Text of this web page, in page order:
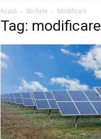
Acasă Etichete Modificare
Tag: modificare